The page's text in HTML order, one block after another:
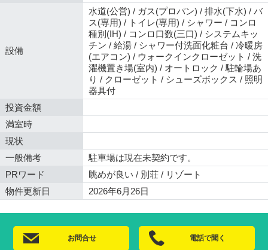
設備
水道(公営) / ガス(プロパン) / 排水(下水) / バ
ス(専用) / トイレ(専用) / シャワー / コンロ
種別(IH) / コンロ口数(三口) / システムキッ
チン / 給湯 / シャワー付洗面化粧台 / 冷暖房
(エアコン) / ウォークインクローゼット / 洗
濯機置き場(室内) / オートロック / 駐輪場あ
り / クローゼット / シューズボックス / 照明
器具付
投資金額
満室時
現状
一般備考
駐車場は現在未契約です。
PRワード
眺めが良い / 別荘 / リゾート
物件更新日
2026年6月26日
お問合せ 電話で聞く